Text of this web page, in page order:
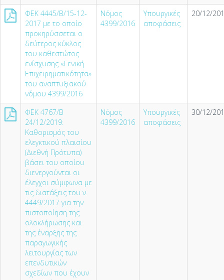
ΦΕΚ 4445/Β/15-12-
2017 με το οποίο
προκηρύσσεται ο
δεύτερος κύκλος
του καθεστώτος
ενίσχυσης «Γενική
Επιχειρηματικότητα»
του αναπτυξιακού
νόμου 4399/2016
Νόμος
4399/2016
Υπουργικές
αποφάσεις
20/12/
ΦΕΚ 4767/Β
24/12/2019:
Kαθορισμός του
ελεγκτικού πλαισίου
(Διεθνή Πρότυπα)
βάσει του οποίου
διενεργούνται οι
έλεγχοι σύμφωνα με
τις διατάξεις του ν.
4449/2017 για την
πιστοποίηση της
ολοκλήρωσης και
της έναρξης της
παραγωγικής
λειτουργίας των
επενδυτικών
σχεδίων που έχουν
Νόμος
4399/2016
Υπουργικές
αποφάσεις
30/12/